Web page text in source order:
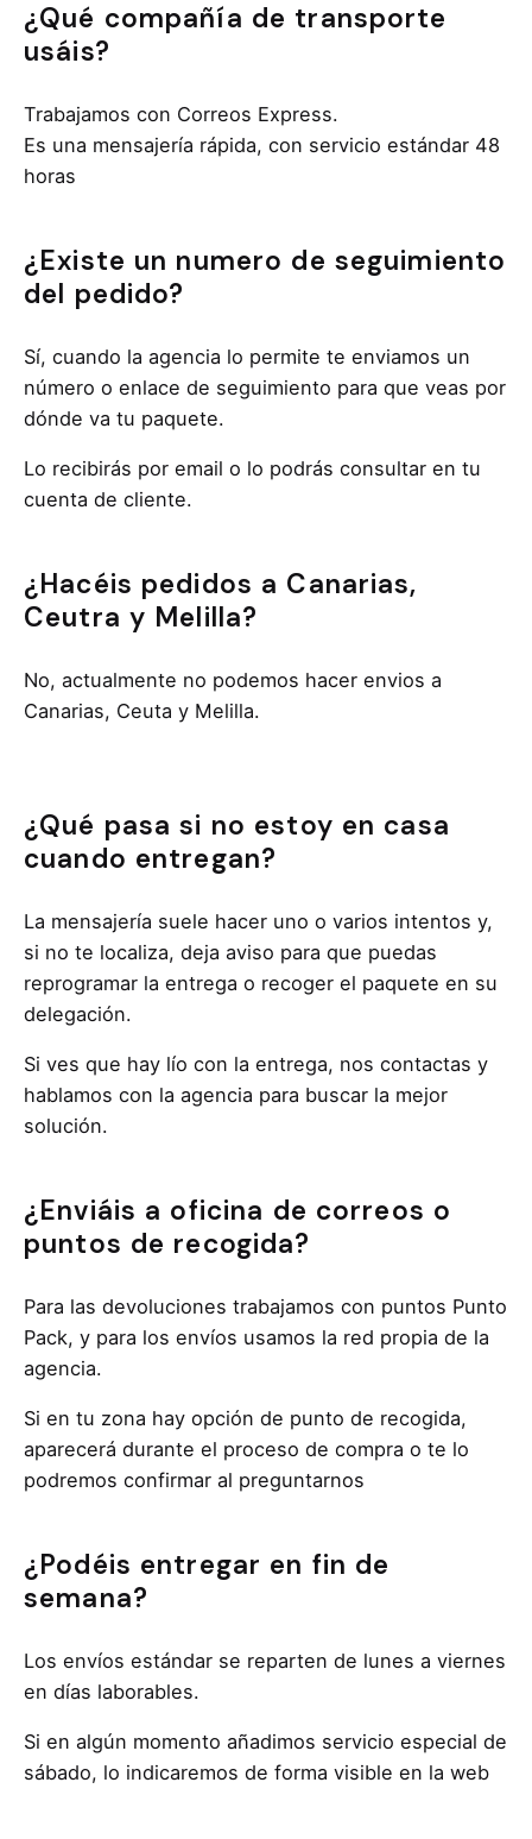
¿Qué compañía de transporte
usáis?
Trabajamos con Correos Express.
Es una mensajería rápida, con servicio estándar 48
horas
¿Existe un numero de seguimiento
del pedido?
Sí, cuando la agencia lo permite te enviamos un
número o enlace de seguimiento para que veas por
dónde va tu paquete.
Lo recibirás por email o lo podrás consultar en tu
cuenta de cliente.
¿Hacéis pedidos a Canarias,
Ceutra y Melilla?
No, actualmente no podemos hacer envios a
Canarias, Ceuta y Melilla.
¿Qué pasa si no estoy en casa
cuando entregan?
La mensajería suele hacer uno o varios intentos y,
si no te localiza, deja aviso para que puedas
reprogramar la entrega o recoger el paquete en su
delegación.
Si ves que hay lío con la entrega, nos contactas y
hablamos con la agencia para buscar la mejor
solución.
¿Enviáis a oficina de correos o
puntos de recogida?
Para las devoluciones trabajamos con puntos Punto
Pack, y para los envíos usamos la red propia de la
agencia.
Si en tu zona hay opción de punto de recogida,
aparecerá durante el proceso de compra o te lo
podremos confirmar al preguntarnos
¿Podéis entregar en fin de
semana?
Los envíos estándar se reparten de lunes a viernes
en días laborables.
Si en algún momento añadimos servicio especial de
sábado, lo indicaremos de forma visible en la web